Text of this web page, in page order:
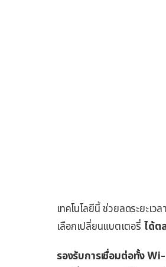
เทคโนโลยีนี้ ช่วยลดระยะเ
เลือกเปลี่ยนแบตเตอรี่ ได้ต
รองรับการเชื่อมต่อทั้ง